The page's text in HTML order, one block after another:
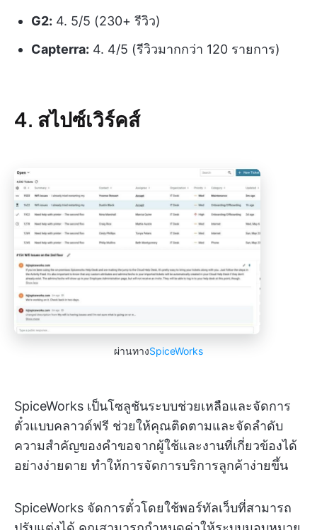
G2: 4. 5/5 (230+ รีวิว)
Capterra: 4. 4/5 (รีวิวมากกว่า 120 รายการ)
4. สไปซ์เวิร์คส์
ผ่านทางSpiceWorks
SpiceWorks เป็นโซลูชันระบบช่วยเหลือและจัดการ
ตั๋วแบบคลาวด์ฟรี ช่วยให้คุณติดตามและจัดลำดับ
ความสำคัญของคำขอจากผู้ใช้และงานที่เกี่ยวข้องได้
อย่างง่ายดาย ทำให้การจัดการบริการลูกค้าง่ายขึ้น
SpiceWorks จัดการตั๋วโดยใช้พอร์ทัลเว็บที่สามารถ